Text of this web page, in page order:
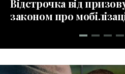
Відстрочка від
законом про